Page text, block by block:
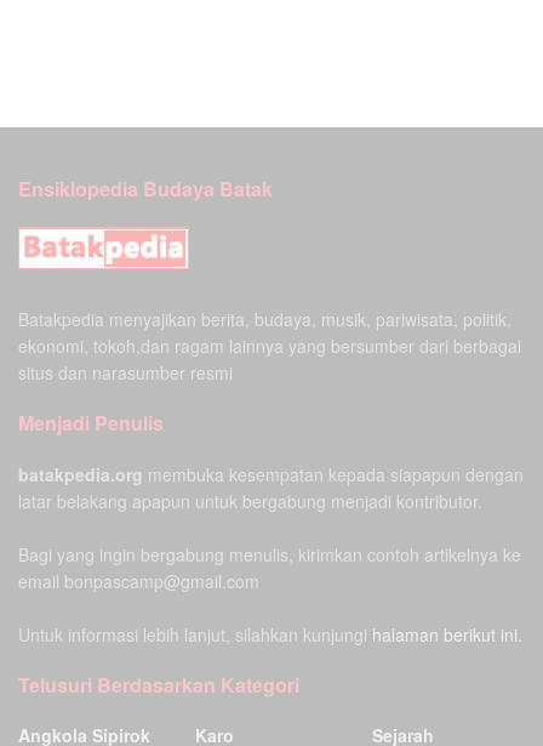
Ensiklopedia Budaya Batak
Batakpedia menyajikan berita, budaya, musik, pariwisata, politik,
ekonomi, tokoh,dan ragam lainnya yang bersumber dari berbagai
situs dan narasumber resmi
Menjadi Penulis
batakpedia.org membuka kesempatan kepada siapapun dengan
latar belakang apapun untuk bergabung menjadi kontributor.
Bagi yang ingin bergabung menulis, kirimkan contoh artikelnya ke
email bonpascamp@gmail.com
Untuk informasi lebih lanjut, silahkan kunjungi halaman berikut ini.
Telusuri Berdasarkan Kategori
Angkola Sipirok Karo Sejarah